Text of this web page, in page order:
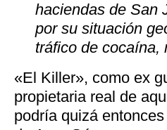
haciendas de San
por su situación
tráfico de cocaína,
«El Killer», como ex
propietaria real de
podría quizá